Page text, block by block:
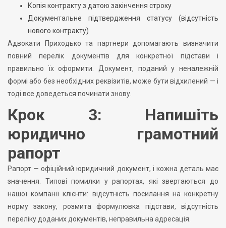
Копія контракту з датою закінчення строку
Документальне підтвердження статусу (відсутність
нового контракту)
Адвокати Приходько та партнери допомагають визначити
повний перелік документів для конкретної підстави і
правильно їх оформити. Документ, поданий у неналежній
формі або без необхідних реквізитів, може бути відхилений — і
тоді все доведеться починати знову.
Крок 3: Напишіть
юридично грамотний
рапорт
Рапорт — офіційний юридичний документ, і кожна деталь має
значення. Типові помилки у рапортах, які звертаються до
нашої компанії клієнти: відсутність посилання на конкретну
норму закону, розмита формулювка підстави, відсутність
переліку доданих документів, неправильна адресація.